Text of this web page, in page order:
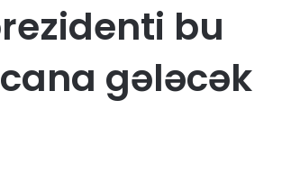
bu
gələcək